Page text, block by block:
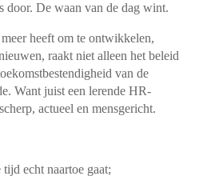
door. De waan van de dag wint.
heeft om te ontwikkelen,
raakt niet alleen het beleid
van de
Want juist een lerende HR-
actueel en mensgericht.
echt naartoe gaat;